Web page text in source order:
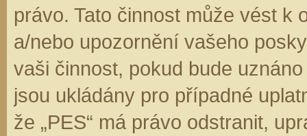
právo. Tato činnost může vést k
a/nebo upozornění vašeho
vaši činnost, pokud bude
jsou ukládány pro případné
že „PES“ má právo odstranit,